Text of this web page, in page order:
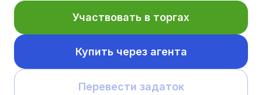
Участвовать в торгах
Купить через агента
Перевести задаток